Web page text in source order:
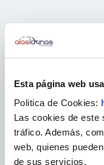
Esta página web
Politica de Cookies:
Las cookies de este
tráfico. Además,
web, quienes
de sus servicios.